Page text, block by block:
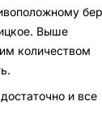
Выше
количеством
и все